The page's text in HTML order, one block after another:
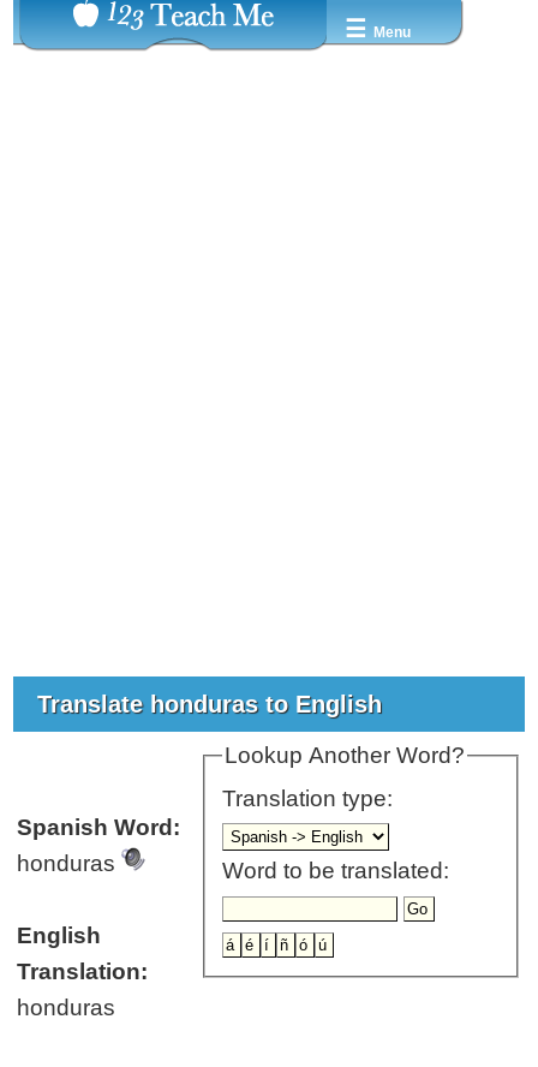
☰ Menu
Translate honduras to English
Lookup Another Word?
Translation type:
Word to be translated:
Spanish Word:
honduras
English
Translation:
honduras